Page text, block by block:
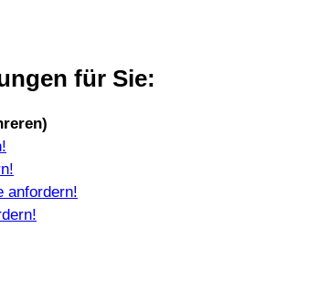
für Sie:
anfordern!